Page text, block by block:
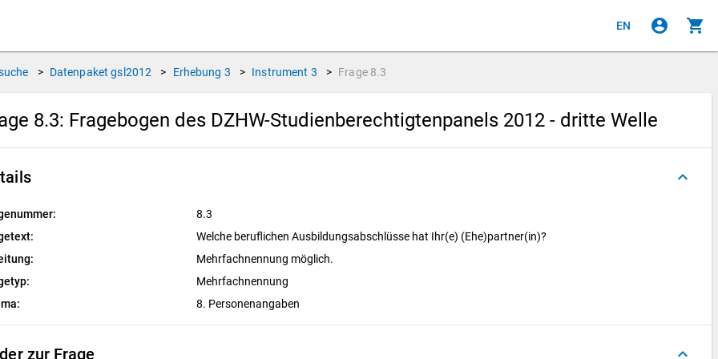
EN account_circle shopping_cart
> Datenpaket gsl2012 > Erhebung 3 > Instrument 3 > Frage 8.3
8.3: Fragebogen des DZHW-Studienberechtigtenpanels 2012 - dritte Welle
keyboard_arrow_up
8.3
Welche beruflichen Ausbildungsabschlüsse hat Ihr(e) (Ehe)partner(in)?
Mehrfachnennung möglich.
Mehrfachnennung
8. Personenangaben
zur Frage keyboard_arrow_up